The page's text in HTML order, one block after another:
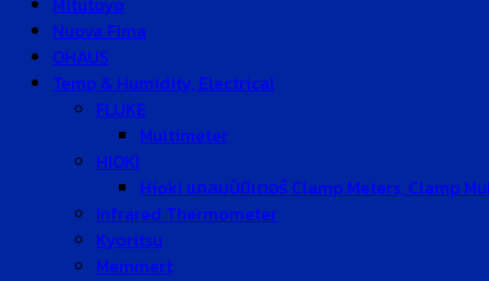
Nuova Fima
OHAUS
Temp & Humidity, Electrical
FLUKE
Multimeter
HIOKI
Hioki แคลมป์มิเตอร์ Clamp Meters, Clamp
Infrared Thermometer
Kyoritsu
Memmert